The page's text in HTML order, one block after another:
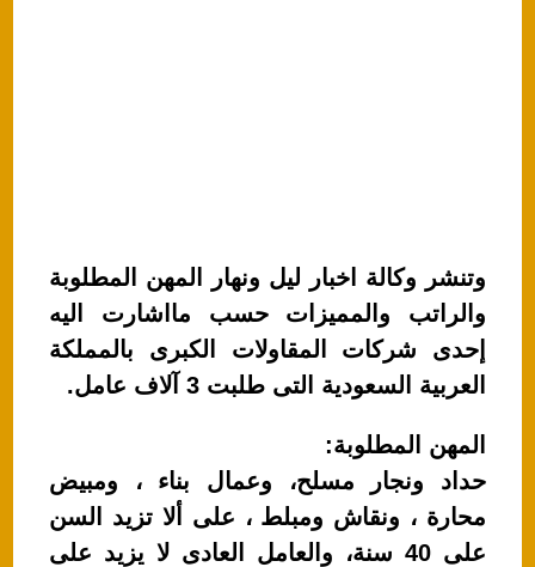
وتنشر وكالة اخبار ليل ونهار المهن المطلوبة
والراتب والمميزات حسب مااشارت اليه
إحدى شركات المقاولات الكبرى بالمملكة
العربية السعودية التى طلبت 3 آلاف عامل.
المهن المطلوبة:
حداد ونجار مسلح، وعمال بناء ، ومبيض
محارة ، ونقاش ومبلط ، على ألا تزيد السن
على 40 سنة، والعامل العادى لا يزيد على